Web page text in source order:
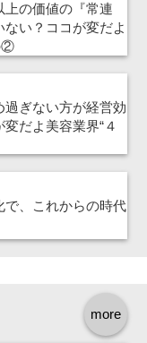
の価値の『常連
い？ココが変だよ
②
ぎない方が経営効
だよ美容業界“４
で、これからの時代
more